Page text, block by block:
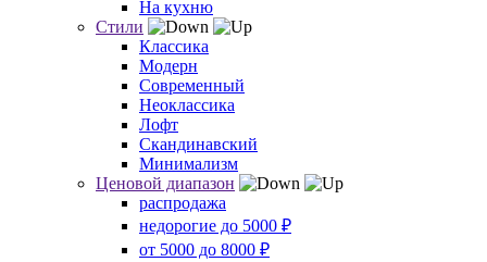
На кухню
Стили
Классика
Модерн
Современный
Неоклассика
Лофт
Скандинавский
Минимализм
Ценовой диапазон
распродажа
недорогие до 5000 ₽
от 5000 до 8000 ₽